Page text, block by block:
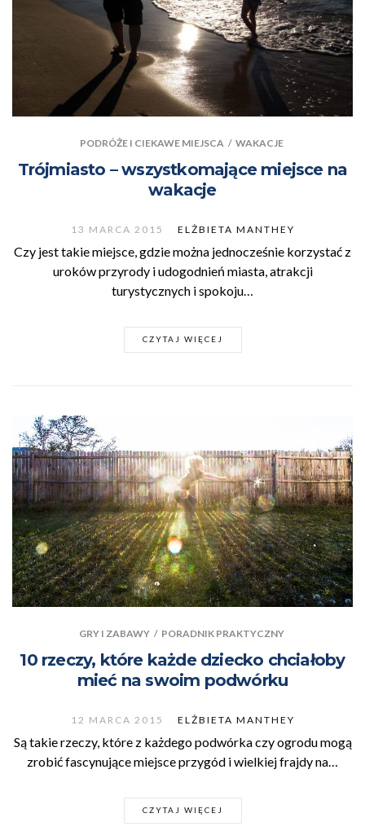
PODRÓŻE I CIEKAWE MIEJSCA / WAKACJE
Trójmiasto – wszystkomające miejsce na
wakacje
13 MARCA 2015 ELŻBIETA MANTHEY
Czy jest takie miejsce, gdzie można jednocześnie korzystać z
uroków przyrody i udogodnień miasta, atrakcji
turystycznych i spokoju…
CZYTAJ WIĘCEJ
GRY I ZABAWY / PORADNIK PRAKTYCZNY
10 rzeczy, które każde dziecko chciałoby
mieć na swoim podwórku
12 MARCA 2015 ELŻBIETA MANTHEY
Są takie rzeczy, które z każdego podwórka czy ogrodu mogą
zrobić fascynujące miejsce przygód i wielkiej frajdy na…
CZYTAJ WIĘCEJ